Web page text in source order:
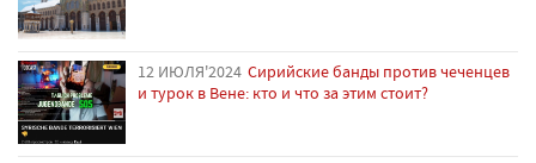
12 ИЮЛЯ'2024 Сирийские банды против чеченцев
и турок в Вене: кто и что за этим стоит?